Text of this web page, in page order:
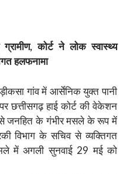
कोर्ट ने लोक स्वास्थ्य
हलफनामा
गांव में आर्सेनिक युक्त पानी
पर छत्तीसगढ़ हाई कोर्ट की वेकेशन
जनहित के गंभीर मसले के रूप में
विभाग के सचिव से व्यक्तिगत
में अगली सुनवाई 29 मई को